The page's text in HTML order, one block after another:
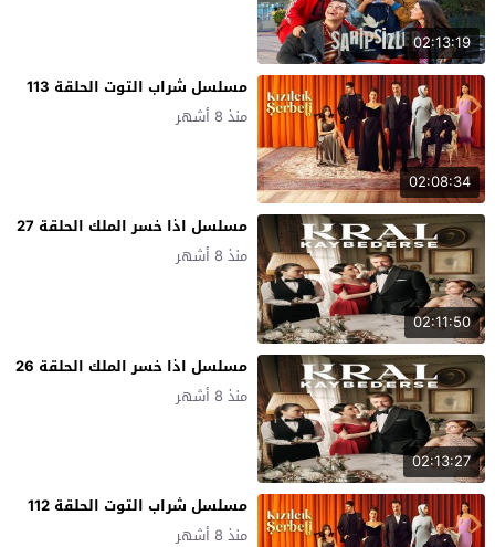
02:13:19
02:08:34
مسلسل شراب التوت الحلقة 113
منذ 8 أشهر
02:11:50
مسلسل اذا خسر الملك الحلقة 27
منذ 8 أشهر
02:13:27
مسلسل اذا خسر الملك الحلقة 26
منذ 8 أشهر
مسلسل شراب التوت الحلقة 112
منذ 8 أشهر